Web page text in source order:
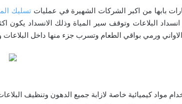
بابها من اكبر الشركات الشهيرة في عملياتتسليك
البلاعات وتوقف سير المياة وذلك الانسداد
ورمي بواقي الطعام وتسرب جزء منها داخل البلاعات
مواد كيميائية خاصة لازابة جميع الدهون وتنظيف